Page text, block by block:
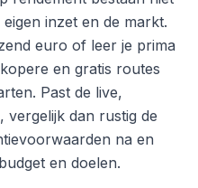
inzet en de markt.
euro of leer je prima
en gratis routes
Past de live,
vergelijk dan rustig de
na en
en doelen.